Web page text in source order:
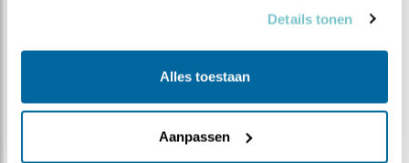
Details tonen
Alles toestaan
Aanpassen
De fundering wordt gelegd
Jan-Willem BDL | Geplaatst op 23 februari 2019, 10:20
Bewaar dit filmpje